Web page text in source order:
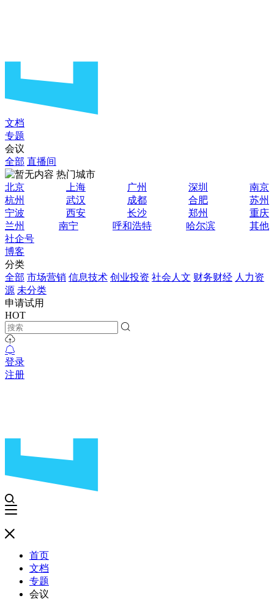
文档
专题
会议
全部 直播间
热门城市
北京
上海 广州 深圳
南京
杭州
武汉 成都 合肥
苏州
宁波
西安 长沙 郑州
重庆
兰州
南宁 呼和浩特 哈尔滨
其他
社企号
博客
分类
全部 市场营销 信息技术 创业投资 社会人文 财务财经 人力资
源 未分类
申请试用
HOT
登录
注册
首页
文档
专题
会议